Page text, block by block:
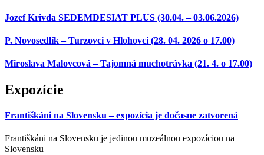
Jozef Krivda SEDEMDESIAT PLUS (30.04. – 03.06.2026)
P. Novosedlík – Turzovci v Hlohovci (28. 04. 2026 o 17.00)
Miroslava Malovcová – Tajomná muchotrávka (21. 4. o 17.00)
Expozície
Františkáni na Slovensku – expozícia je dočasne zatvorená
Františkáni na Slovensku je jedinou muzeálnou expozíciou na
Slovensku